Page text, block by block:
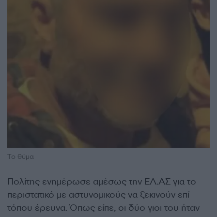
Το θύμα
Πολίτης ενημέρωσε αμέσως την ΕΛ.ΑΣ για το
περιστατικό με αστυνομικούς να ξεκινούν επί
τόπου έρευνα. Όπως είπε, οι δύο γιοι του ήταν